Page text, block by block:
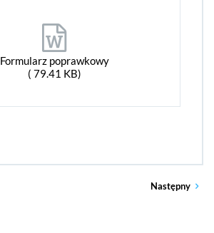
Formularz poprawkowy
( 79.41 KB)
Następny